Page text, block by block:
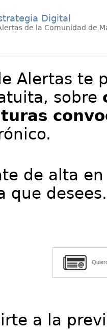
Digital
de la Comunidad de
Alertas te
sobre
de alta
que desees.
a la